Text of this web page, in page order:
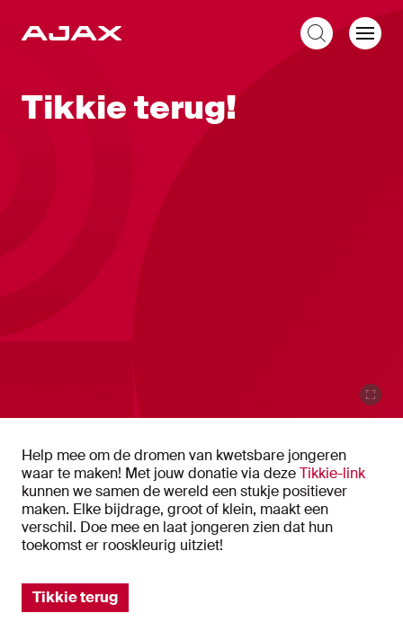
Tikkie terug!
Help mee om de dromen van kwetsbare jongeren
waar te maken! Met jouw donatie via dezeTikkie-link
kunnen we samen de wereld een stukje positiever
maken. Elke bijdrage, groot of klein, maakt een
verschil. Doe mee en laat jongeren zien dat hun
toekomst er rooskleurig uitziet!
Tikkie terug